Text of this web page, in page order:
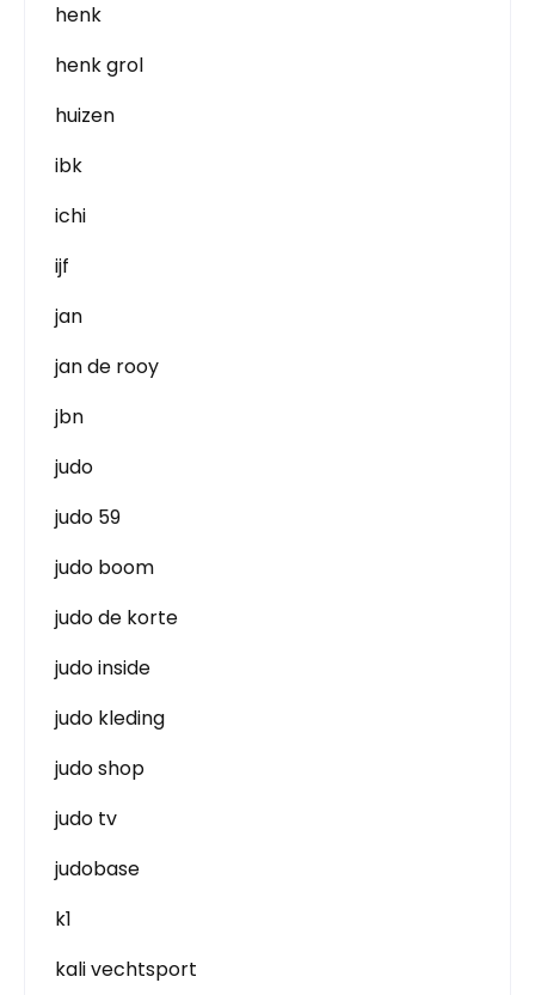
henk
henk grol
huizen
ibk
ichi
ijf
jan
jan de rooy
jbn
judo
judo 59
judo boom
judo de korte
judo inside
judo kleding
judo shop
judo tv
judobase
k1
kali vechtsport